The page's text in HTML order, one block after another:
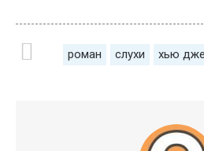
роман слухи хью